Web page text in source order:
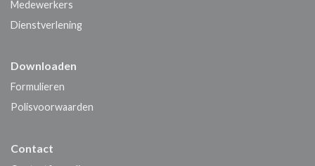
Medewerkers
Dienstverlening
Downloaden
Formulieren
Polisvoorwaarden
Contact